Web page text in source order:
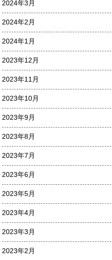
2024年3月
2024年2月
2024年1月
2023年12月
2023年11月
2023年10月
2023年9月
2023年8月
2023年7月
2023年6月
2023年5月
2023年4月
2023年3月
2023年2月